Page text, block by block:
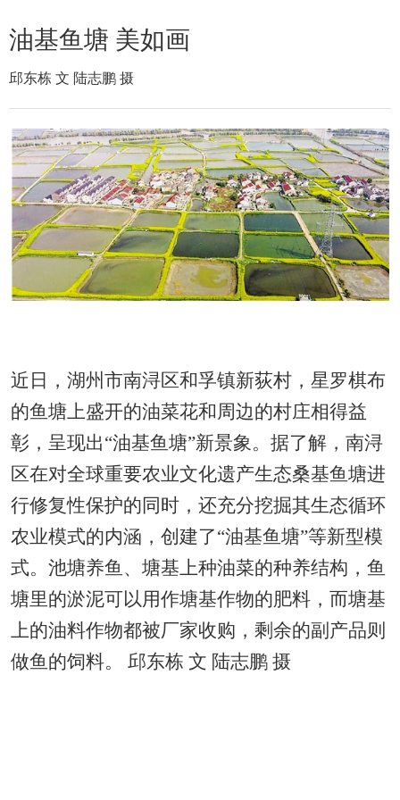
油基鱼塘 美如画
邱东栋 文 陆志鹏 摄
近日，湖州市南浔区和孚镇新荻村，星罗棋布
的鱼塘上盛开的油菜花和周边的村庄相得益
彰，呈现出“油基鱼塘”新景象。据了解，南浔
区在对全球重要农业文化遗产生态桑基鱼塘进
行修复性保护的同时，还充分挖掘其生态循环
农业模式的内涵，创建了“油基鱼塘”等新型模
式。池塘养鱼、塘基上种油菜的种养结构，鱼
塘里的淤泥可以用作塘基作物的肥料，而塘基
上的油料作物都被厂家收购，剩余的副产品则
做鱼的饲料。 邱东栋 文 陆志鹏 摄